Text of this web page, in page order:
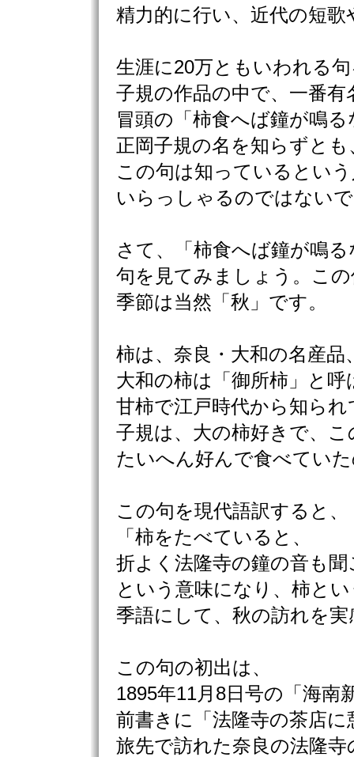
精力的に行い、近代の短
生涯に20万ともいわれる
子規の作品の中で、一番
冒頭の「柿食へば鐘が鳴
正岡子規の名を知らずとも
この句は知っているとい
いらっしゃるのではない
さて、「柿食へば鐘が鳴
句を見てみましょう。こ
季節は当然「秋」です。
柿は、奈良・大和の名産品
大和の柿は「御所柿」と呼
甘柿で江戸時代から知ら
子規は、大の柿好きで、こ
たいへん好んで食べてい
この句を現代語訳すると、
「柿をたべていると、
折よく法隆寺の鐘の音も
という意味になり、柿と
季語にして、秋の訪れを
この句の初出は、
1895年11月8日号の「海南
前書きに「法隆寺の茶店
旅先で訪れた奈良の法隆寺